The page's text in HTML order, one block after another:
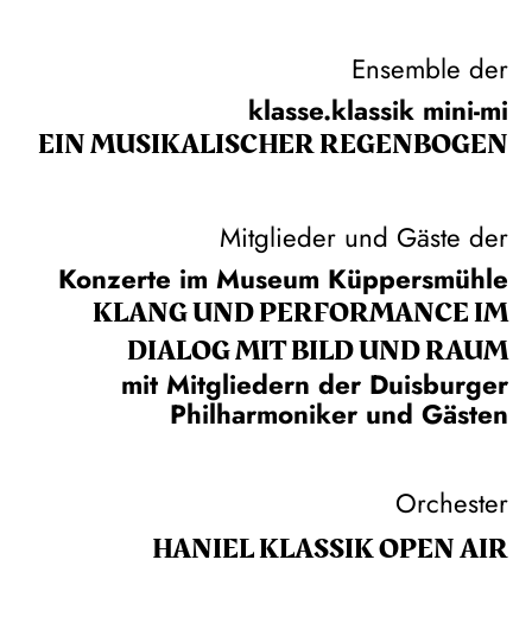
Ensemble der
klasse.klassik mini-mi
EIN MUSIKALISCHER REGENBOGEN
Mitglieder und Gäste der
Konzerte im Museum Küppersmühle
KLANG UND PERFORMANCE IM
DIALOG MIT BILD UND RAUM
mit Mitgliedern der Duisburger
Philharmoniker und Gästen
Orchester
HANIEL KLASSIK OPEN AIR